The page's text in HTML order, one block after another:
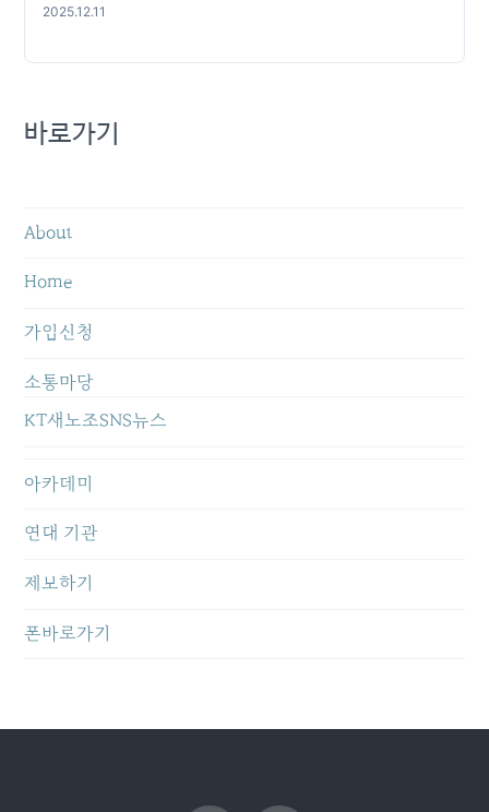
2025.12.11
바로가기
About
Home
가입신청
소통마당
KT새노조SNS뉴스
아카데미
연대 기관
제보하기
폰바로가기